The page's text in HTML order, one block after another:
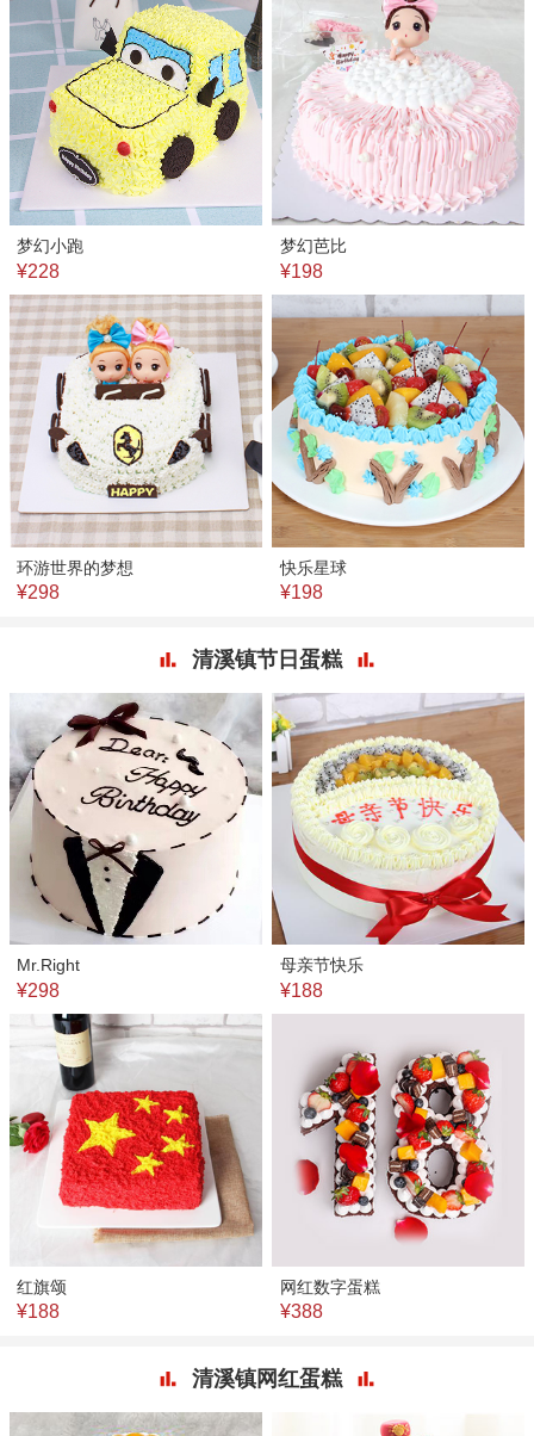
梦幻小跑
¥228
梦幻芭比
¥198
环游世界的梦想
¥298
快乐星球
¥198
清溪镇节日蛋糕
Mr.Right
¥298
母亲节快乐
¥188
红旗颂
¥188
网红数字蛋糕
¥388
清溪镇网红蛋糕